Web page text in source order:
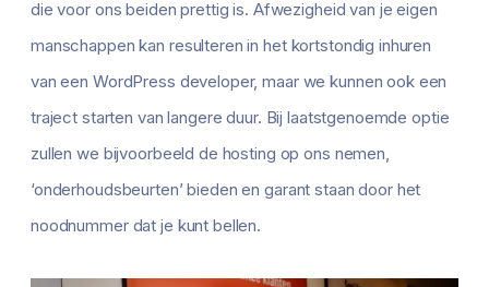
die voor ons beiden prettig is. Afwezigheid van je eigen
manschappen kan resulteren in het kortstondig inhuren
van een WordPress developer, maar we kunnen ook een
traject starten van langere duur. Bij laatstgenoemde optie
zullen we bijvoorbeeld de hosting op ons nemen,
‘onderhoudsbeurten’ bieden en garant staan door het
noodnummer dat je kunt bellen.